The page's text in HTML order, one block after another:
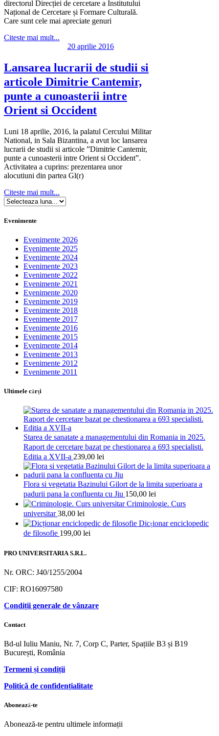
directorul Direcției de cercetare a Institutului
Național de Cercetare și Formare Culturală.
Care sunt cele mai apreciate genuri
Citeste mai mult...
20 aprilie 2016
Lansarea lucrarii de studii si
articole Dimitrie Cantemir,
punte a cunoasterii intre
Orient si Occident
Luni 18 aprilie, 2016, la palatul Cercului Militar
National, in Sala Bizantina, a avut loc lansarea
lucrarii de studii si articole ”Dimitrie Cantemir,
punte a cunoasterii intre Orient si Occident”.
Activitatea a cuprins: prezentarea unor
alocutiuni din partea Gl(r)
Citeste mai mult...
Evenimente
Evenimente 2026
Evenimente 2025
Evenimente 2024
Evenimente 2023
Evenimente 2022
Evenimente 2021
Evenimente 2020
Evenimente 2019
Evenimente 2018
Evenimente 2017
Evenimente 2016
Evenimente 2015
Evenimente 2014
Evenimente 2013
Evenimente 2012
Evenimente 2011
Ultimele cărţi
Starea de sanatate a managementului din Romania in 2025.
Raport de cercetare bazat pe chestionarea a 693 specialisti.
Editia a XVII-a 239,00 lei
Flora si vegetatia Bazinului Gilort de la limita superioara a
padurii pana la confluenta cu Jiu 150,00 lei
Criminologie. Curs
universitar 38,00 lei
Dicționar enciclopedic
de filosofie 199,00 lei
PRO UNIVERSITARIA S.R.L.
Nr. ORC: J40/1255/2004
CIF: RO16097580
Condiții generale de vânzare
Contact
Bd-ul Iuliu Maniu, Nr. 7, Corp C, Parter, Spațiile B3 și B19
București, România
Termeni și condiții
Politică de confidențialitate
Abonează-te
Abonează-te pentru ultimele informații